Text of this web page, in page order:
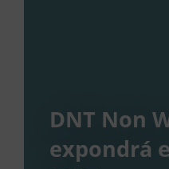
DNT Non
expondrá